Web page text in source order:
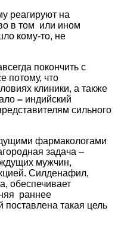
реагируют на
в том или ином
кому-то, не
покончить с
потому, что
клиники, а также
– индийский
сильного
фармакологами
задача –
мужчин,
Силденафил,
обеспечивает
раннее
такая цель